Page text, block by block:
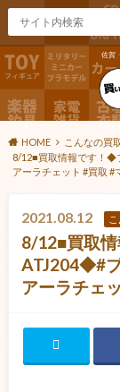
佐賀
HOME
こんなの買
8/12■買取情報です！◆
アーラチェット #買取 #
2021.08.12
8/12■買取
ATJ204◆#
アーラチェ